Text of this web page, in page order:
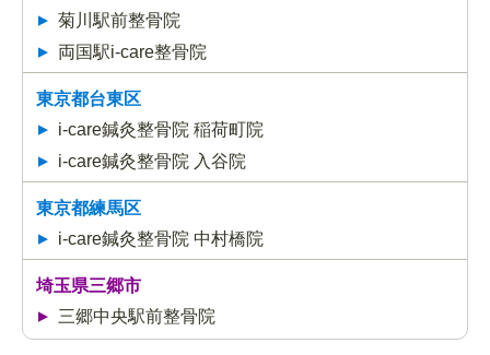
菊川駅前整骨院
両国駅i-care整骨院
東京都台東区
i-care鍼灸整骨院 稲荷町院
i-care鍼灸整骨院 入谷院
東京都練馬区
i-care鍼灸整骨院 中村橋院
埼玉県三郷市
三郷中央駅前整骨院